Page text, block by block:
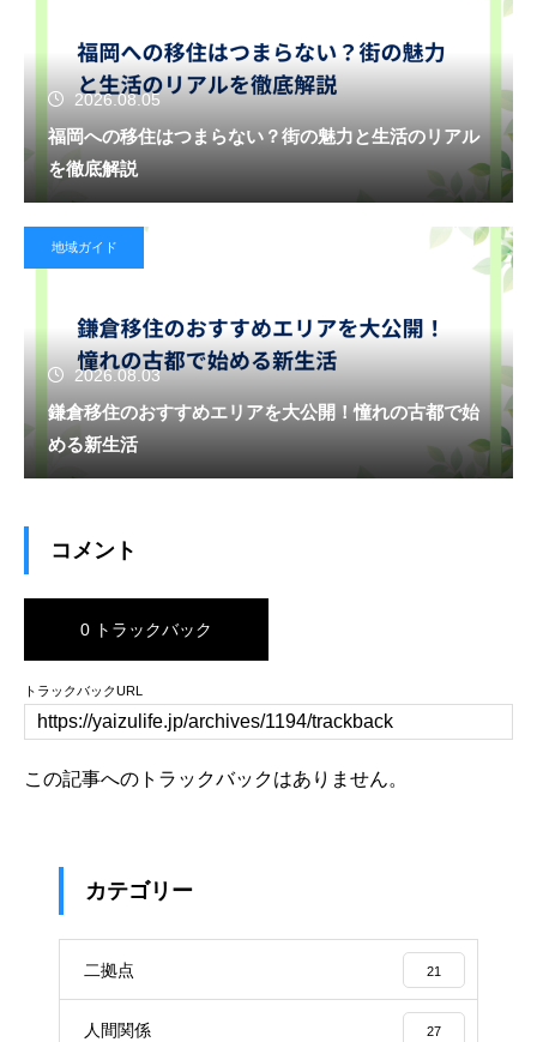
2026.08.05
福岡への移住はつまらない？街の魅力と生活のリアル
を徹底解説
地域ガイド
2026.08.03
鎌倉移住のおすすめエリアを大公開！憧れの古都で始
める新生活
コメント
0 トラックバック
トラックバックURL
この記事へのトラックバックはありません。
カテゴリー
二拠点 21
人間関係 27